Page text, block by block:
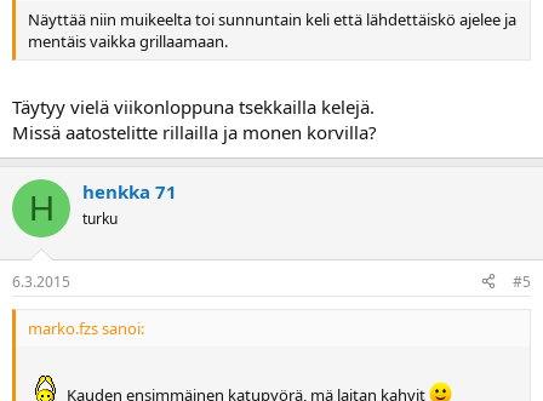
Näyttää niin muikeelta toi sunnuntain keli että lähdettäiskö ajelee ja
mentäis vaikka grillaamaan.
Täytyy vielä viikonloppuna tsekkailla kelejä.
Missä aatostelitte rillailla ja monen korvilla?
H henkka 71
turku
6.3.2015 #5
marko.fzs sanoi:
Kauden ensimmäinen katupyörä, mä laitan kahvit